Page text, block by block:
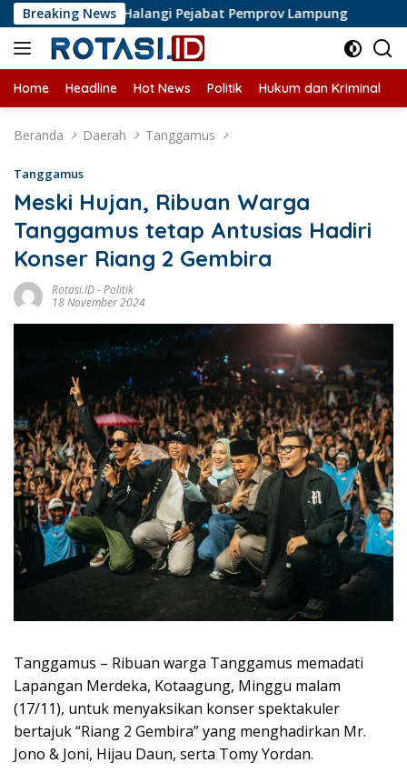
Langsung
ke
konten
Breaking News
di Halangi Pejabat Pemprov Lampung
Home Headline Hot News Politik Hukum dan Kriminal
Beranda Daerah Tanggamus
Tanggamus
Meski Hujan, Ribuan Warga
Tanggamus tetap Antusias Hadiri
Konser Riang 2 Gembira
Rotasi.ID-Politik
18 November 2024
Tanggamus – Ribuan warga Tanggamus memadati
Lapangan Merdeka, Kotaagung, Minggu malam
(17/11), untuk menyaksikan konser spektakuler
bertajuk “Riang 2 Gembira” yang menghadirkan Mr.
Jono & Joni, Hijau Daun, serta Tomy Yordan.